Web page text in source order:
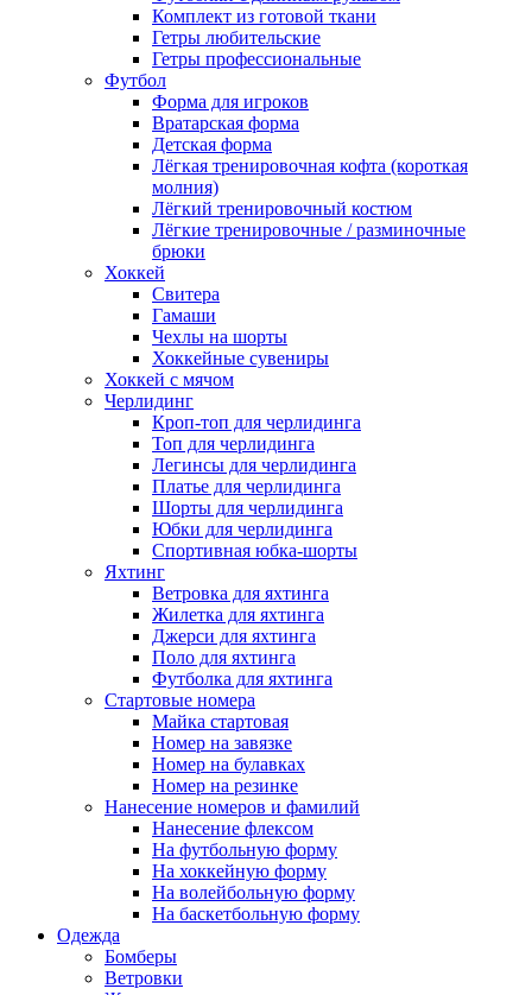
Комплект из готовой ткани
Гетры любительские
Гетры профессиональные
Футбол
Форма для игроков
Вратарская форма
Детская форма
Лёгкая тренировочная кофта (короткая
молния)
Лёгкий тренировочный костюм
Лёгкие тренировочные / разминочные
брюки
Хоккей
Свитера
Гамаши
Чехлы на шорты
Хоккейные сувениры
Хоккей с мячом
Черлидинг
Кроп-топ для черлидинга
Топ для черлидинга
Легинсы для черлидинга
Платье для черлидинга
Шорты для черлидинга
Юбки для черлидинга
Спортивная юбка-шорты
Яхтинг
Ветровка для яхтинга
Жилетка для яхтинга
Джерси для яхтинга
Поло для яхтинга
Футболка для яхтинга
Стартовые номера
Майка стартовая
Номер на завязке
Номер на булавках
Номер на резинке
Нанесение номеров и фамилий
Нанесение флексом
На футбольную форму
На хоккейную форму
На волейбольную форму
На баскетбольную форму
Одежда
Бомберы
Ветровки